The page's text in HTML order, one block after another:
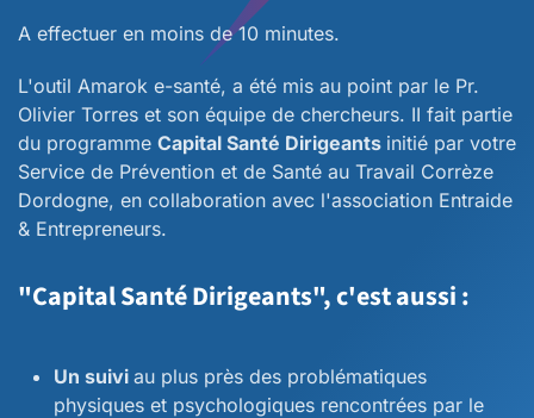
A effectuer en moins de 10 minutes.
L'outil Amarok e-santé, a été mis au point par le Pr.
Olivier Torres et son équipe de chercheurs. II fait partie
du programme Capital Santé Dirigeants initié par votre
Service de Prévention et de Santé au Travail Corrèze
Dordogne, en collaboration avec l'association Entraide
& Entrepreneurs.
"Capital Santé Dirigeants", c'est aussi :
Un suivi au plus près des problématiques
physiques et psychologiques rencontrées par le